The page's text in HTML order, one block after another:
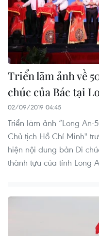
Triển lãm ảnh về
chúc của Bác tại
02/09/2019 04:45
Triển lãm ảnh “Long
Chủ tịch Hồ Chí Minh"
hiện nội dung bản Di
thành tựu của tỉnh Long